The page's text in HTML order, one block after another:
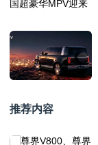
推荐内容